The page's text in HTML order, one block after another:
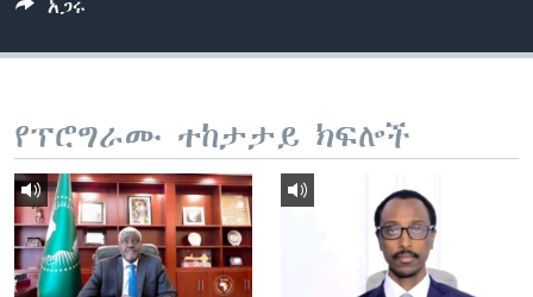
አጋሩ
የፕሮግራሙ ተከታታይ ክፍሎች